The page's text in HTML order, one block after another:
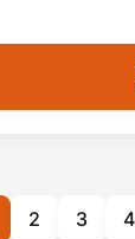
2 3 4